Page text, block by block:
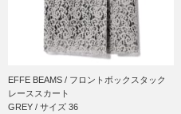
EFFE BEAMS / フロントボックスタック
レーススカート
GREY / サイズ 36